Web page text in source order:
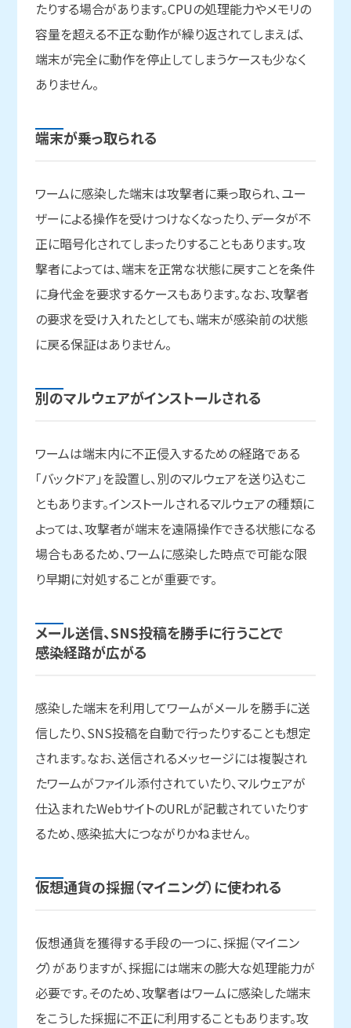
たりする場合があります。CPUの処理能力やメモリの
容量を超える不正な動作が繰り返されてしまえば、
端末が完全に動作を停止してしまうケースも少なく
ありません。
端末が乗っ取られる
ワームに感染した端末は攻撃者に乗っ取られ、ユー
ザーによる操作を受けつけなくなったり、データが不
正に暗号化されてしまったりすることもあります。攻
撃者によっては、端末を正常な状態に戻すことを条件
に身代金を要求するケースもあります。なお、攻撃者
の要求を受け入れたとしても、端末が感染前の状態
に戻る保証はありません。
別のマルウェアがインストールされる
ワームは端末内に不正侵入するための経路である
「バックドア」を設置し、別のマルウェアを送り込むこ
ともあります。インストールされるマルウェアの種類に
よっては、攻撃者が端末を遠隔操作できる状態になる
場合もあるため、ワームに感染した時点で可能な限
り早期に対処することが重要です。
メール送信、SNS投稿を勝手に行うことで
感染経路が広がる
感染した端末を利用してワームがメールを勝手に送
信したり、SNS投稿を自動で行ったりすることも想定
されます。なお、送信されるメッセージには複製され
たワームがファイル添付されていたり、マルウェアが
仕込まれたWebサイトのURLが記載されていたりす
るため、感染拡大につながりかねません。
仮想通貨の採掘（マイニング）に使われる
仮想通貨を獲得する手段の一つに、採掘（マイニン
グ）がありますが、採掘には端末の膨大な処理能力が
必要です。そのため、攻撃者はワームに感染した端末
をこうした採掘に不正に利用することもあります。攻